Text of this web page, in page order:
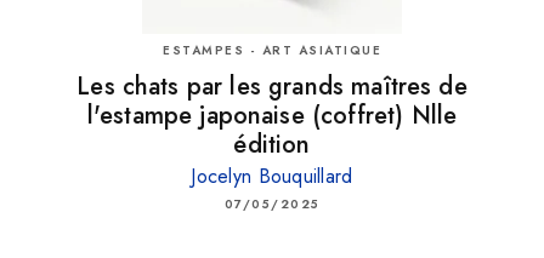
ESTAMPES - ART ASIATIQUE
Les chats par les grands maîtres de
l'estampe japonaise (coffret) Nlle
édition
Jocelyn Bouquillard
07/05/2025